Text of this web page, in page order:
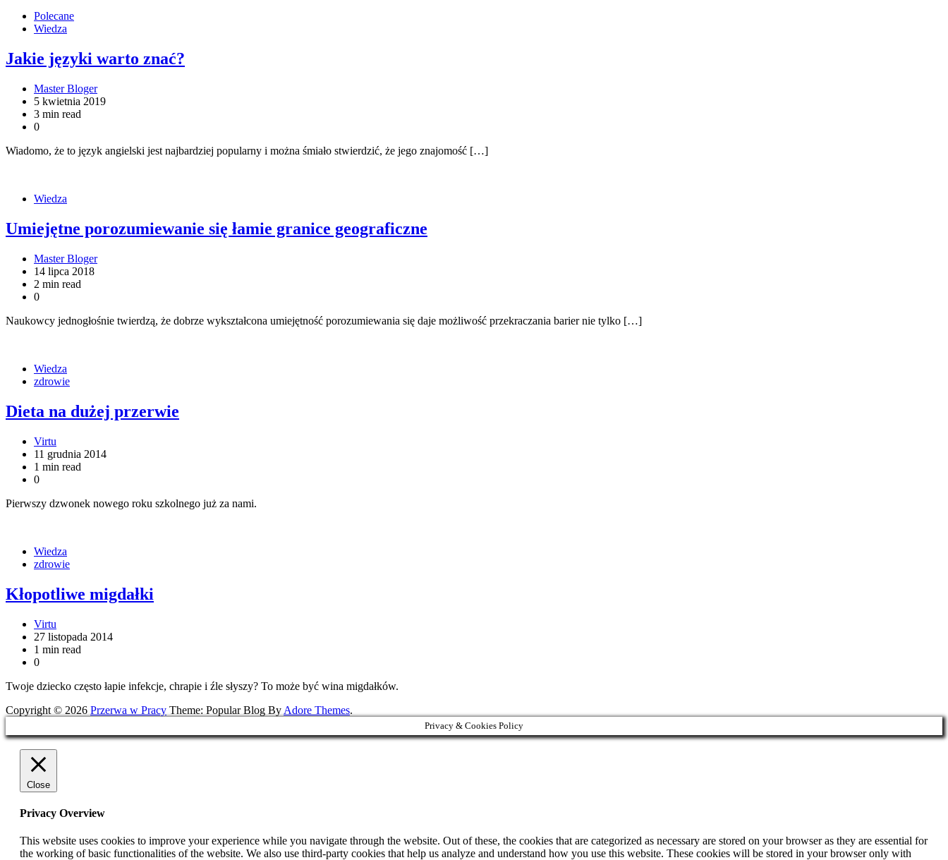
Polecane
Wiedza
Jakie języki warto znać?
Master Bloger
5 kwietnia 2019
3 min read
0
Wiadomo, że to język angielski jest najbardziej popularny i można śmiało stwierdzić, że jego znajomość […]
Wiedza
Umiejętne porozumiewanie się łamie granice geograficzne
Master Bloger
14 lipca 2018
2 min read
0
Naukowcy jednogłośnie twierdzą, że dobrze wykształcona umiejętność porozumiewania się daje możliwość przekraczania barier nie tylko […]
Wiedza
zdrowie
Dieta na dużej przerwie
Virtu
11 grudnia 2014
1 min read
0
Pierwszy dzwonek nowego roku szkolnego już za nami.
Wiedza
zdrowie
Kłopotliwe migdałki
Virtu
27 listopada 2014
1 min read
0
Twoje dziecko często łapie infekcje, chrapie i źle słyszy? To może być wina migdałków.
Copyright © 2026 Przerwa w Pracy Theme: Popular Blog By Adore Themes.
Privacy & Cookies Policy
Close
Privacy Overview
This website uses cookies to improve your experience while you navigate through the website. Out of these, the cookies that are categorized as necessary are stored on your browser as they are essential for
the working of basic functionalities of the website. We also use third-party cookies that help us analyze and understand how you use this website. These cookies will be stored in your browser only with